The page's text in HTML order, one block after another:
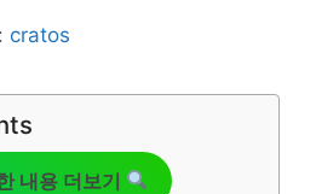
cratos
내용 더보기